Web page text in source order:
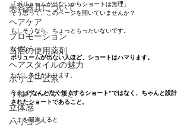
美容器具について
ヘアケア
プロモーション
当店の使用薬剤
ヘアスタイルの魅力
ボリューム系
うねり・パサつき
立体感
ハリコシ
「ボリュームが出ないからショートは無理」
そう思って、このページを開いていませんか？
もしそうなら、ちょっともったいないです。
なぜなら
ボリュームが出ない人ほど、ショートはハマります。
ただし条件があります。
それは“なんとなく短くするショート”ではなく、ちゃんと設計
されたショートであること。
ここを間違えると